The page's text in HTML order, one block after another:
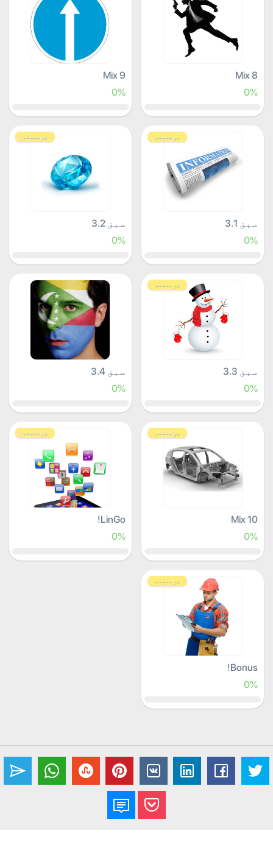
Mix 8
0%
Mix 9
0%
پرِیمیئم
سبق 3.1
0%
پرِیمیئم
سبق 3.2
0%
پرِیمیئم
سبق 3.3
0%
سبق 3.4
0%
پرِیمیئم
Mix 10
0%
پرِیمیئم
LinGo!
0%
پرِیمیئم
Bonus!
0%